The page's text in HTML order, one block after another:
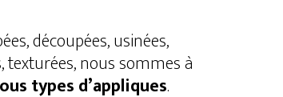
découpées, usinées,
texturées, nous sommes à
types d’appliques.